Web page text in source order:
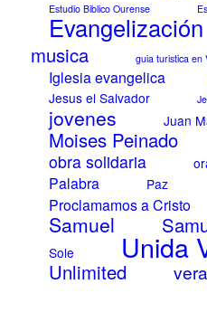
Estudio Biblico Ourense
Evangelización
musica
guia turistica en
Iglesia evangelica
Jesus el Salvador
jovenes Juan
Moises Peinado
obra solidaria
Palabra Paz
Proclamamos a Cristo
Samuel
Sole Unida
Unlimited